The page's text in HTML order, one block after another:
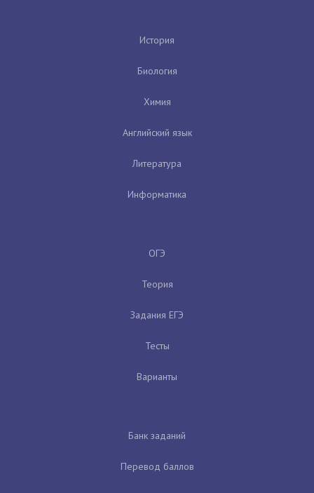
История
Биология
Химия
Английский язык
Литература
Информатика
ОГЭ
Теория
Задания ЕГЭ
Тесты
Варианты
Банк заданий
Перевод баллов